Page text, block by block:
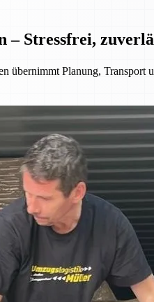
– Stressfrei,
übernimmt Planung,